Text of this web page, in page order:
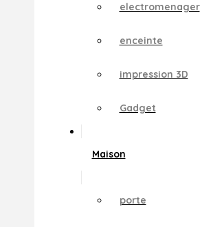
electromenager
enceinte
impression 3D
Gadget
Maison
porte